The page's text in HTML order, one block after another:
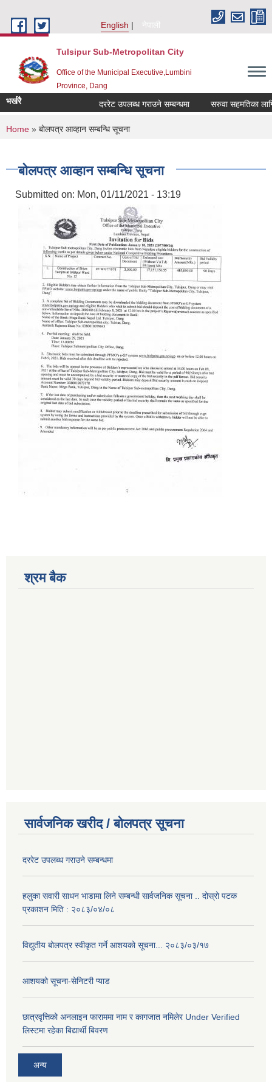
English
नेपाली
Tulsipur Sub-Metropolitan City
Office of the Municipal Executive,Lumbini
Province, Dang
भर्खरै दररेट उपलब्ध गराउने सम्बन्धमा सरुवा सहमतिका लागि
You are here
Home » बाेलपत्र आव्हान सम्बन्धि सूचना
बाेलपत्र आव्हान सम्बन्धि सूचना
Submitted on: Mon, 01/11/2021 - 13:19
श्रम बैक
सार्वजनिक खरीद / बोलपत्र सूचना
दररेट उपलब्ध गराउने सम्बन्धमा
हलुका सवारी साधन भाडामा लिने सम्बन्धी सार्वजनिक सूचना .. दोस्रो पटक
प्रकाशन मिति : २०८३/०४/०८
विद्युतीय बोलपत्र स्वीकृत गर्ने आशयको सूचना... २०८३/०३/१७
आशयको सूचना-सेनिटरी प्याड
छात्रवृत्तिको अनलाइन फाराममा नाम र कागजात नमिलेर Under Verified
लिस्टमा रहेका बिद्यार्थी बिवरण
अन्य